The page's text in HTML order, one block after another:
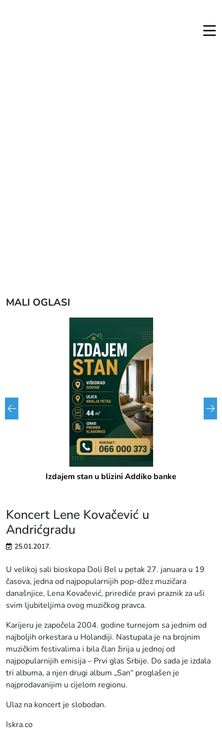
MALI OGLASI
Izdajem stan u blizini Addiko banke
Koncert Lene Kovačević u
Andrićgradu
25.01.2017.
U velikoj sali bioskopa Doli Bel u petak 27. januara u 19
časova, jedna od najpopularnijih pop-džez muzičara
današnjice, Lena Kovačević, prirediće pravi praznik za uši
svim ljubiteljima ovog muzičkog pravca.
Karijeru je započela 2004. godine turnejom sa jednim od
najboljih orkestara u Holandiji. Nastupala je na brojnim
muzičkim festivalima i bila član žirija u jednoj od
najpopularnijih emisija – Prvi glas Srbije. Do sada je izdala
tri albuma, a njen drugi album „San“ proglašen je
najprodavanijim u cijelom regionu.
Ulaz na koncert je slobodan.
Iskra.co